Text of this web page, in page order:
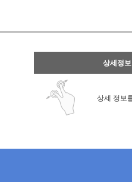
상세정
상세 정보